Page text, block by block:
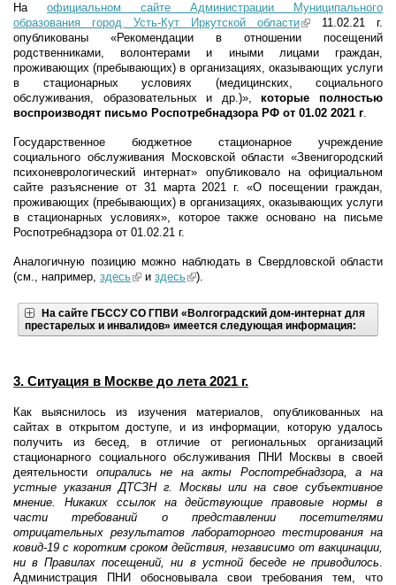
На официальном сайте Администрации Муниципального
образования город Усть-Кут Иркутской области(link is external)
11.02.21 г.
опубликованы «Рекомендации в отношении посещений
родственниками, волонтерами и иными лицами граждан,
проживающих (пребывающих) в организациях, оказывающих услуги
в стационарных условиях (медицинских, социального
обслуживания, образовательных и др.)»,которые полностью
воспроизводят письмо Роспотребнадзора РФ от 01.02 2021 г.
Государственное бюджетное стационарное учреждение
социального обслуживания Московской области «Звенигородский
психоневрологический интернат» опубликовало на официальном
сайте разъяснение от 31 марта 2021 г. «О посещении граждан,
проживающих (пребывающих) в организациях, оказывающих услуги
в стационарных условиях», которое также основано на письме
Роспотребнадзора от 01.02.21 г.
Аналогичную позицию можно наблюдать в Свердловской области
(см., например, здесь(link is external)
и здесь(link is external)
).
На сайте ГБССУ СО ГПВИ «Волгоградский дом-интернат для
престарелых и инвалидов» имеется следующая информация:
3. Ситуация в Москве до лета 2021 г.
Как выяснилось из изучения материалов, опубликованных на
сайтах в открытом доступе, и из информации, которую удалось
получить из бесед, в отличие от региональных организаций
стационарного социального обслуживания ПНИ Москвы в своей
деятельности опирались не на акты Роспотребнадзора, а на
устные указания ДТСЗН г. Москвы или на свое субъективное
мнение. Никаких ссылок на действующие правовые нормы в
части требований о представлении посетителями
отрицательных результатов лабораторного тестирования на
ковид-19 с коротким сроком действия, независимо от вакцинации,
ни в Правилах посещений, ни в устной беседе не приводилось.
Администрация ПНИ обосновывала свои требования тем, что